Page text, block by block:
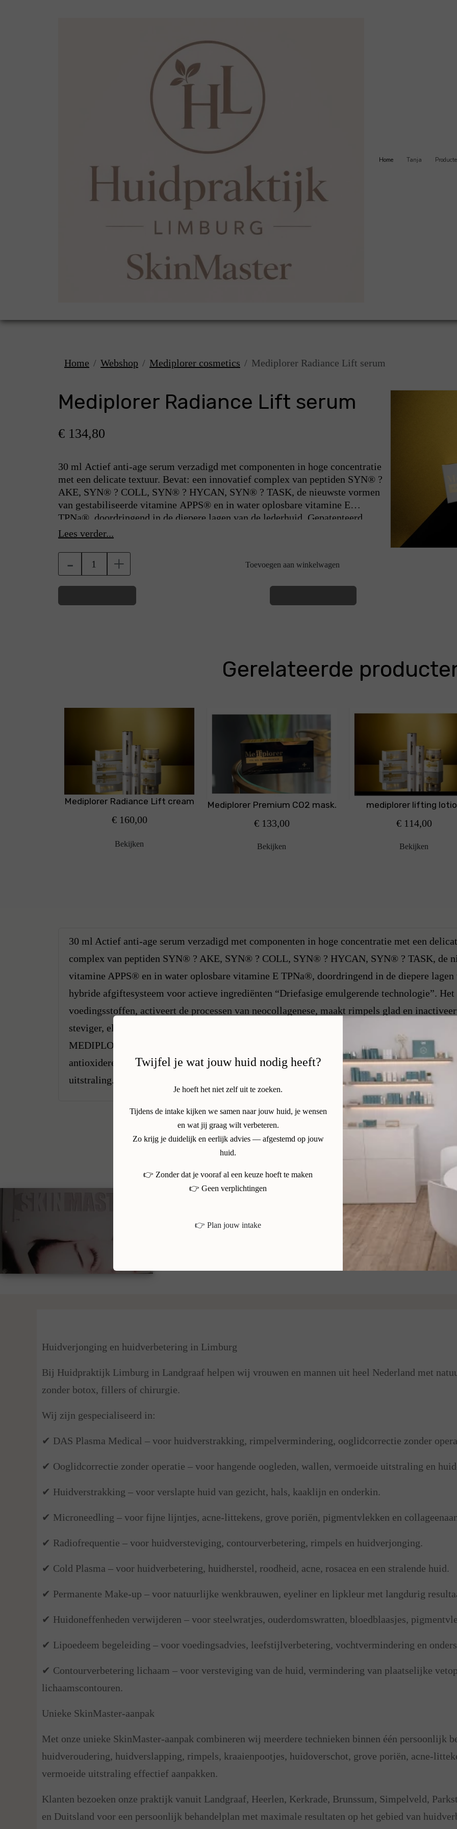
Home Tanja
Home Webshop Mediplorer cosmetics Mediplorer Radiance Lift serum
Mediplorer Radiance Lift serum
€ 134,80
30 ml Actief anti-age serum verzadigd met componenten in hoge concentratie
met een delicate textuur. Bevat: een innovatief complex van peptiden SYN® ?
AKE, SYN® ? COLL, SYN® ? HYCAN, SYN® ? TASK, de nieuwste vormen
van gestabiliseerde vitamine APPS® en in water oplosbare vitamine E
TPNa®, doordringend in de diepere lagen van de lederhuid. Gepatenteerd
hybride afgiftesysteem voor actieve ingrediënten “Driefasige emulgerende
activeert de processen van neocollagenese, maakt rimpels glad en inactiveert
vrije radicalen Het maakt de huid steviger, elastischer en gehydrateerd en
volumineus effect op het gezicht. Het heeft een krachtige antioxiderende en
Lees verder...
- + Toevoegen aan winkelwagen
Gerelateerde
Mediplorer Radiance Lift cream
€ 160,00
Bekijken
Mediplorer Premium CO2 mask.
€ 133,00
Bekijken
mediplorer lifting
€ 114,00
Bekijken
30 ml Actief anti-age serum verzadigd met componenten in hoge concentratie met een
complex van peptiden SYN® ? AKE, SYN® ? COLL, SYN® ? HYCAN, SYN® ? TASK, de
vitamine APPS® en in water oplosbare vitamine E TPNa®, doordringend in de diepere lagen
hybride afgiftesysteem voor actieve ingrediënten “Driefasige emulgerende technologie”.
voedingsstoffen, activeert de processen van neocollagenese, maakt rimpels glad en
steviger, elastischer en gehydrateerd en geeft een uitzonderlijke uitstraling die van
MEDIPLORER RADIANCE LIFT serum en crème zorgt voor een volumineus effect op het
antioxiderende en anti-aging werking, maakt rimpels glad, verbetert de huidstructuur, geeft
uitstraling.
Huidverjonging en huidverbetering in Limburg
Bij Huidpraktijk Limburg in Landgraaf helpen wij vrouwen en mannen uit heel Nederland met
zonder botox, fillers of chirurgie.
Wij zijn gespecialiseerd in:
✔ DAS Plasma Medical – voor huidverstrakking, rimpelvermindering, ooglidcorrectie zonder
✔ Ooglidcorrectie zonder operatie – voor hangende oogleden, wallen, vermoeide uitstraling en
✔ Huidverstrakking – voor verslapte huid van gezicht, hals, kaaklijn en onderkin.
✔ Microneedling – voor fijne lijntjes, acne-littekens, grove poriën, pigmentvlekken en
✔ Radiofrequentie – voor huidversteviging, contourverbetering, rimpels en huidverjonging.
✔ Cold Plasma – voor huidverbetering, huidherstel, roodheid, acne, rosacea en een stralende huid.
✔ Permanente Make-up – voor natuurlijke wenkbrauwen, eyeliner en lipkleur met langdurig
✔ Huidoneffenheden verwijderen – voor steelwratjes, ouderdomswratten, bloedblaasjes,
✔ Lipoedeem begeleiding – voor voedingsadvies, leefstijlverbetering, vochtvermindering en
✔ Contourverbetering lichaam – voor versteviging van de huid, vermindering van plaatselijke
lichaamscontouren.
Unieke SkinMaster-aanpak
Met onze unieke SkinMaster-aanpak combineren wij meerdere technieken binnen één persoonlijk
huidveroudering, huidverslapping, rimpels, kraaienpootjes, huidoverschot, grove poriën, acne-
vermoeide uitstraling effectief aanpakken.
Klanten bezoeken onze praktijk vanuit Landgraaf, Heerlen, Kerkrade, Brunssum, Simpelveld,
en Duitsland voor een persoonlijk behandelplan met maximale resultaten op het gebied van
Twijfel je wat jouw huid nodig heeft?
Je hoeft het niet zelf uit te zoeken.
Tijdens de intake kijken we samen naar jouw huid, je wensen
en wat jij graag wilt verbeteren.
Zo krijg je duidelijk en eerlijk advies — afgestemd op jouw
huid.
👉 Zonder dat je vooraf al een keuze hoeft te maken
👉 Geen verplichtingen
👉 Plan jouw intake